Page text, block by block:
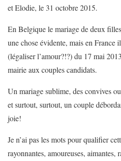
et Elodie, le 31 octobre 2015.
En Belgique le mariage de deux
une chose évidente, mais en France
(légaliser l’amour?!?) du 17 mai
mairie aux couples candidats.
Un mariage sublime, des convives
et surtout, surtout, un couple
joie!
Je n’ai pas les mots pour qualifier
rayonnantes, amoureuses, aimantes,